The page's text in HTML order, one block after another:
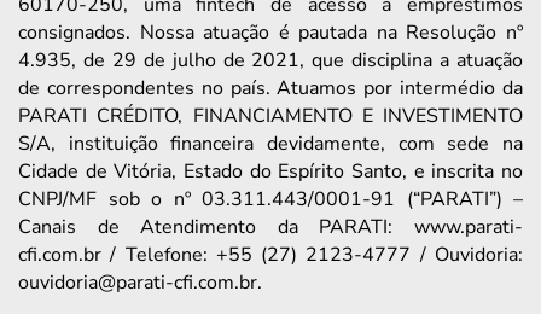
consignados. Nossa atuação é pautada na Resolução nº
4.935, de 29 de julho de 2021, que disciplina a atuação
de correspondentes no país. Atuamos por intermédio da
PARATI CRÉDITO, FINANCIAMENTO E INVESTIMENTO
S/A, instituição financeira devidamente, com sede na
Cidade de Vitória, Estado do Espírito Santo, e inscrita no
CNPJ/MF sob o nº 03.311.443/0001-91 (“PARATI”) –
Canais de Atendimento da PARATI: www.parati-
cfi.com.br / Telefone: +55 (27) 2123-4777 / Ouvidoria:
ouvidoria@parati-cfi.com.br.